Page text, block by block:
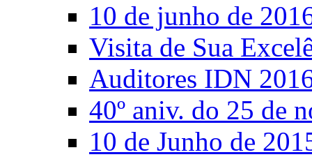
10 de junho de
Visita de Sua
Auditores IDN
40º aniv. do 25 de
10 de Junho de